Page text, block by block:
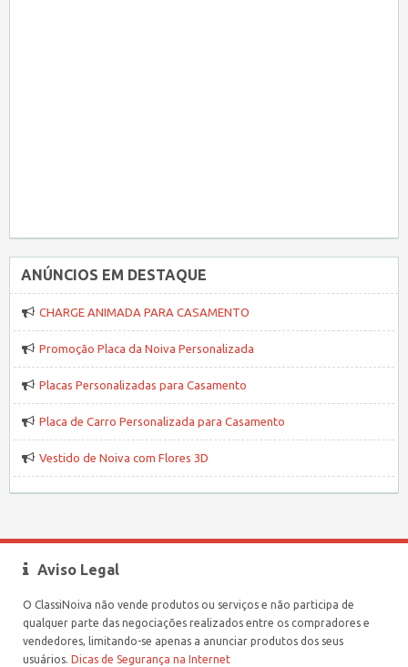
ANÚNCIOS EM DESTAQUE
CHARGE ANIMADA PARA CASAMENTO
Promoção Placa da Noiva Personalizada
Placas Personalizadas para Casamento
Placa de Carro Personalizada para Casamento
Vestido de Noiva com Flores 3D
Aviso Legal
O ClassiNoiva não vende produtos ou serviços e não participa de
qualquer parte das negociações realizados entre os compradores e
vendedores, limitando-se apenas a anunciar produtos dos seus
usuários. Dicas de Segurança na Internet